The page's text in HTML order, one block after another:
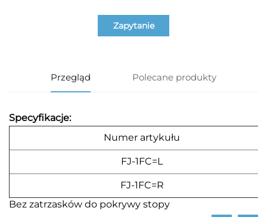
Zapytanie
Przegląd Polecane produkty
Specyfikacje:
Numer artykułu
FJ-1FC=L
FJ-1FC=R
Bez zatrzasków do pokrywy stopy